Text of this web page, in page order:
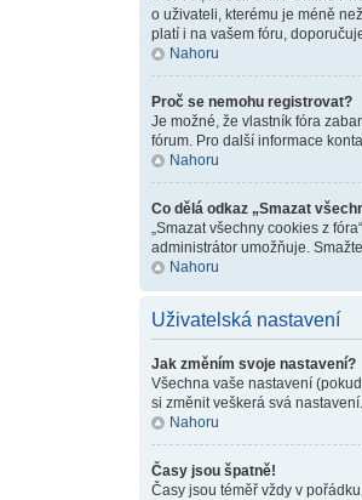
o uživateli, kterému je méně
platí i na vašem fóru,
Nahoru
Proč se nemohu registrovat?
Je možné, že vlastník fóra
fórum. Pro další informace
Nahoru
Co dělá odkaz „Smazat
„Smazat všechny cookies z
administrátor umožňuje.
Nahoru
Uživatelská nastavení
Jak změním svoje nastavení?
Všechna vaše nastavení
si změnit veškerá svá nastavení.
Nahoru
Časy jsou špatně!
Časy jsou téměř vždy v